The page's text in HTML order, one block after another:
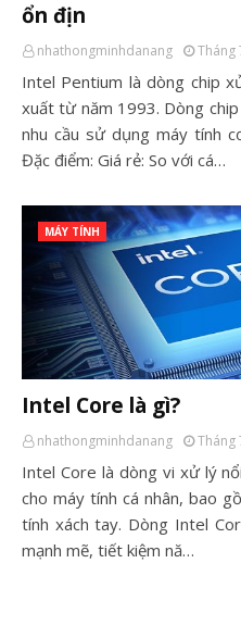
ổn địn
nhathongminhdanang Tháng
Intel Pentium là dòng chip
xuất từ năm 1993. Dòng
nhu cầu sử dụng máy tính
Đặc điểm: Giá rẻ: So với cá…
MÁY TÍNH
Intel Core là gì?
nhathongminhdanang Tháng
Intel Core là dòng vi xử lý
cho máy tính cá nhân, bao
tính xách tay. Dòng Intel
mạnh mẽ, tiết kiệm nă…